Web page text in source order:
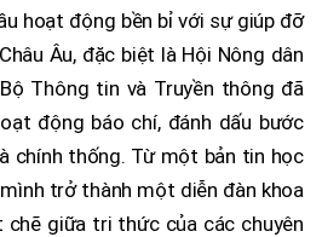
hoạt động bền bỉ với sự giúp đỡ
Âu, đặc biệt là Hội Nông dân
Thông tin và Truyền thông đã
động báo chí, đánh dấu bước
chính thống. Từ một bản tin học
trở thành một diễn đàn khoa
chẽ giữa tri thức của các chuyên